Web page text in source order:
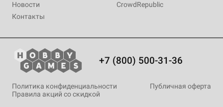
Новости
Контакты
CrowdRepublic
+7 (800) 500-31-36
Политика конфиденциальности
Публичная оферта
Правила акций со скидкой